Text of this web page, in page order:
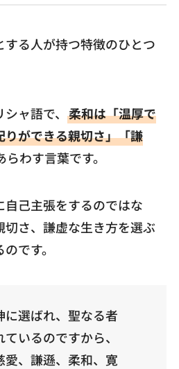
る人が持つ特徴のひとつ
ャ語で、 柔和は「温厚で
ができる親切さ」「謙
らわす言葉です。
己主張をするのではな
切さ、謙虚な生き方を選ぶ
です。
に選ばれ、聖なる者
いるのですから、
愛、謙遜、柔和、寛